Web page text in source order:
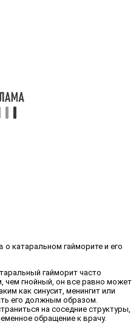
катаральном гайморите и его
гайморит часто
чем гнойный, он все равно может
как синусит, менингит или
его должным образом.
на соседние структуры,
обращение к врачу.